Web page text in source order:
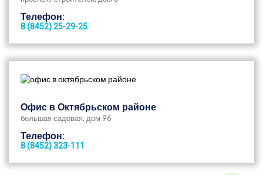
Телефон:
8 (8452) 25-29-25
Офис в Октябрьском районе
большая садовая, дом 96
Телефон:
8 (8452) 323-111